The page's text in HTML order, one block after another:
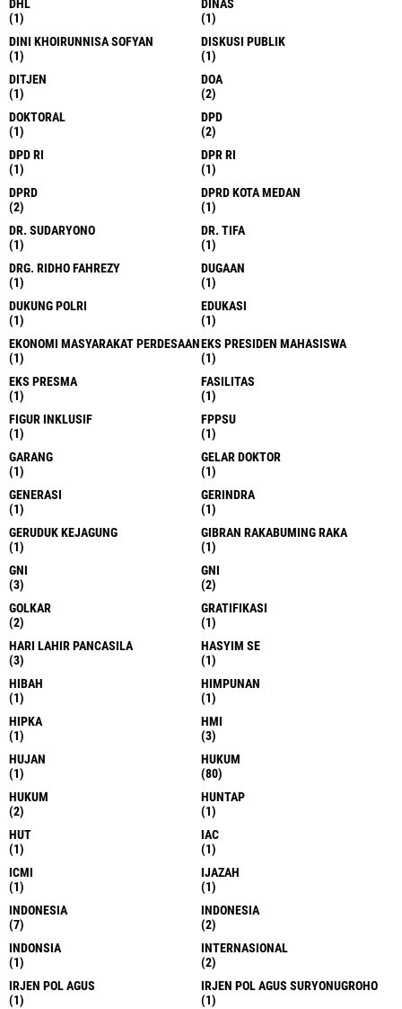
DHL
(1)
DINAS
(1)
DINI KHOIRUNNISA SOFYAN
(1)
DISKUSI PUBLIK
(1)
DITJEN
(1)
DOA
(2)
DOKTORAL
(1)
DPD
(2)
DPD RI
(1)
DPR RI
(1)
DPRD
(2)
DPRD KOTA MEDAN
(1)
DR. SUDARYONO
(1)
DR. TIFA
(1)
DRG. RIDHO FAHREZY
(1)
DUGAAN
(1)
DUKUNG POLRI
(1)
EDUKASI
(1)
EKONOMI MASYARAKAT PERDESAAN
(1)
EKS PRESIDEN MAHASISWA
(1)
EKS PRESMA
(1)
FASILITAS
(1)
FIGUR INKLUSIF
(1)
FPPSU
(1)
GARANG
(1)
GELAR DOKTOR
(1)
GENERASI
(1)
GERINDRA
(1)
GERUDUK KEJAGUNG
(1)
GIBRAN RAKABUMING RAKA
(1)
GNI
(3)
GNI
(2)
GOLKAR
(2)
GRATIFIKASI
(1)
HARI LAHIR PANCASILA
(3)
HASYIM SE
(1)
HIBAH
(1)
HIMPUNAN
(1)
HIPKA
(1)
HMI
(3)
HUJAN
(1)
HUKUM
(80)
HUKUM
(2)
HUNTAP
(1)
HUT
(1)
IAC
(1)
ICMI
(1)
IJAZAH
(1)
INDONESIA
(7)
INDONESIA
(2)
INDONSIA
(1)
INTERNASIONAL
(2)
IRJEN POL AGUS
(1)
IRJEN POL AGUS SURYONUGROHO
(1)